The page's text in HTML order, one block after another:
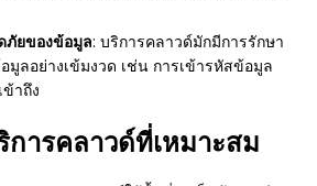
ภัยของข้อมูล: บริการคลาวด์มักมีการรักษา
ลอย่างเข้มงวด เช่น การเข้ารหัสข้อมูล
าถึง
การคลาวด์ที่เหมาะสม